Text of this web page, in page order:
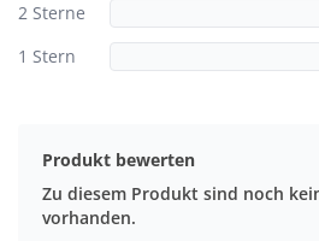
2 Sterne
1 Stern
Produkt bewerten
Zu diesem Produkt sind noch
vorhanden.